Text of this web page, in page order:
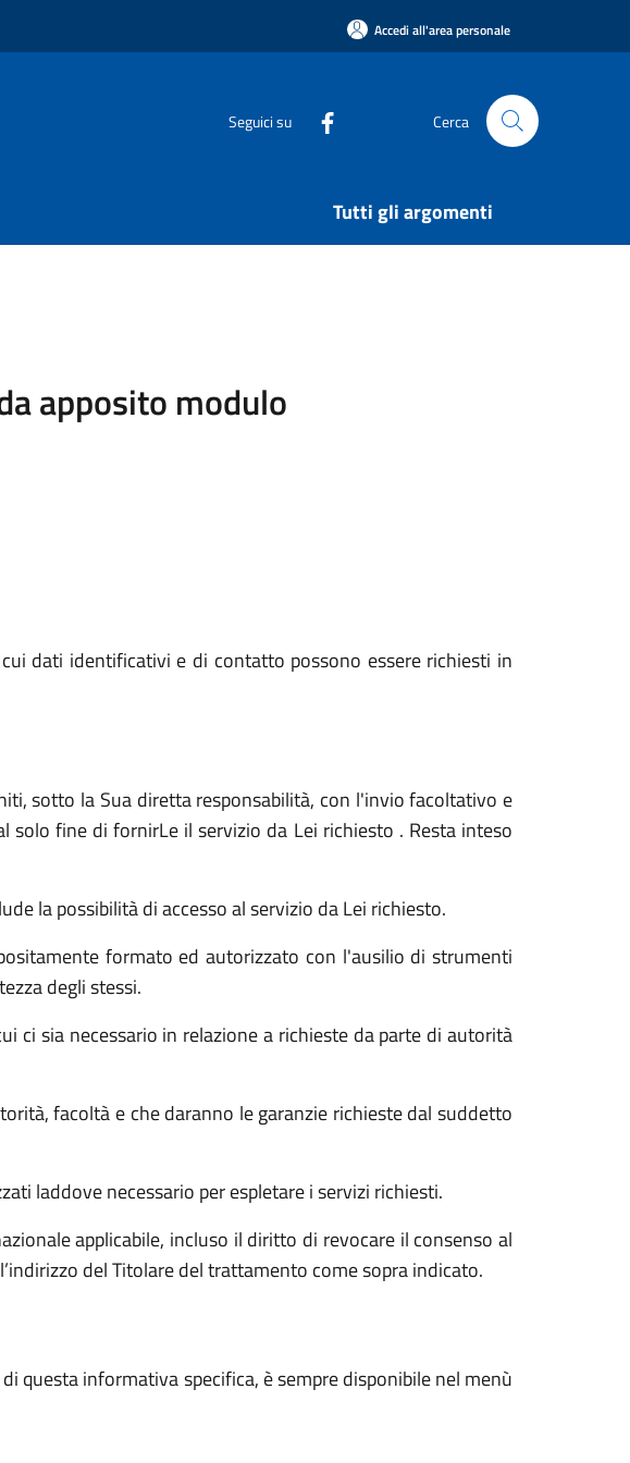
Accedi all'area personale
Seguici su Cerca
Tutti gli argomenti
apposito modulo
dati identificativi e di contatto possono essere richiesti in
sotto la Sua diretta responsabilità, con l'invio facoltativo e
fine di fornirLe il servizio da Lei richiesto . Resta inteso
la possibilità di accesso al servizio da Lei richiesto.
formato ed autorizzato con l'ausilio di strumenti
degli stessi.
ci sia necessario in relazione a richieste da parte di autorità
facoltà e che daranno le garanzie richieste dal suddetto
laddove necessario per espletare i servizi richiesti.
applicabile, incluso il diritto di revocare il consenso al
del Titolare del trattamento come sopra indicato.
questa informativa specifica, è sempre disponibile nel menù